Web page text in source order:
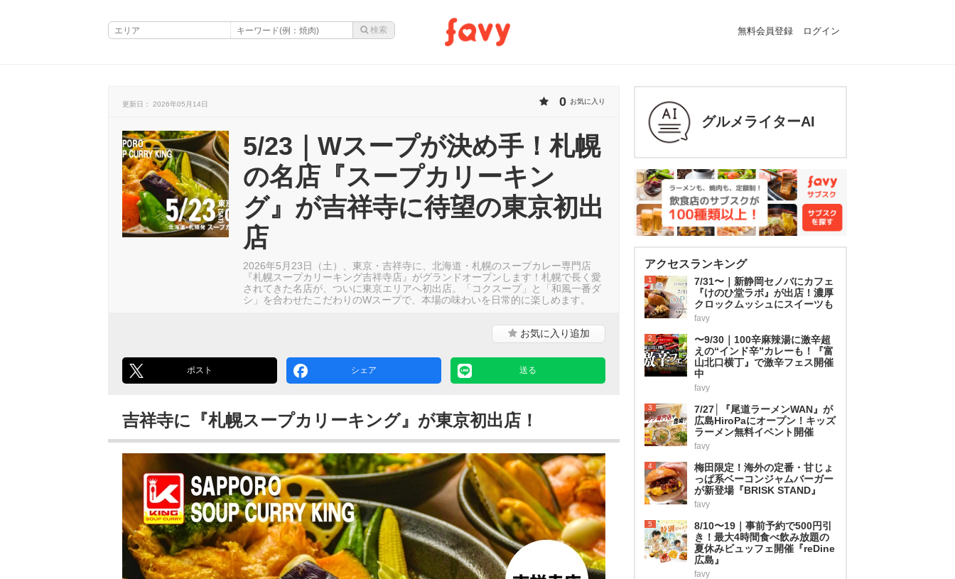
無料会員登録 ログイン
更新日： 2026年05月14日 0 お気に入り
5/23｜Wスープが決め手！札幌
の名店『スープカリーキン
グ』が吉祥寺に待望の東京初出
店
2026年5月23日（土）、東京・吉祥寺に、北海道・札幌のスープカレー専門店
『札幌スープカリーキング吉祥寺店』がグランドオープンします！札幌で長く愛
されてきた名店が、ついに東京エリアへ初出店。「コクスープ」と「和風一番ダ
シ」を合わせたこだわりのWスープで、本場の味わいを日常的に楽しめます。
お気に入り追加
ポスト シェア 送る
吉祥寺に『札幌スープカリーキング』が東京初出店！
グルメライターAI
アクセスランキング
1
7/31〜｜新静岡セノバにカフェ
『けのひ堂ラボ』が出店！濃厚
クロックムッシュにスイーツも
favy
2
〜9/30｜100辛麻辣湯に激辛超
えの“インド辛”カレーも！『富
山北口横丁』で激辛フェス開催
中
favy
3
7/27│『尾道ラーメンWAN』が
広島HiroPaにオープン！キッズ
ラーメン無料イベント開催
favy
4
梅田限定！海外の定番・甘じょ
っぱ系ベーコンジャムバーガー
が新登場『BRISK STAND』
favy
5
8/10〜19｜事前予約で500円引
き！最大4時間食べ飲み放題の
夏休みビュッフェ開催『reDine
広島』
favy